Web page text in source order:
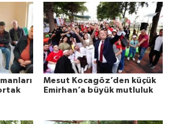
Mesut Kocagöz’den küçük
Emirhan’a büyük mutluluk